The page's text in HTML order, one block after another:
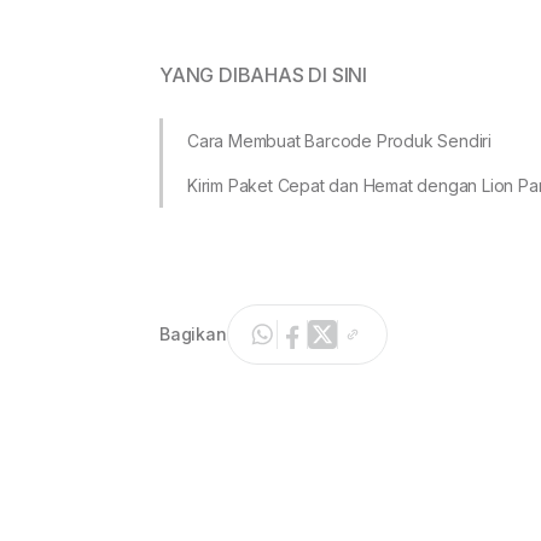
YANG DIBAHAS DI SINI
Cara Membuat Barcode Produk Sendiri
Kirim Paket Cepat dan Hemat dengan Lion
Bagikan